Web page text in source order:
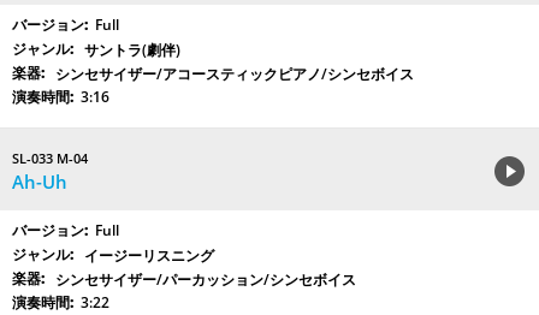
Full
サントラ(劇伴)
シンセサイザー/アコースティックピアノ/シンセボイス
3:16
SL-033 M-04
Ah-Uh
Full
イージーリスニング
シンセサイザー/パーカッション/シンセボイス
3:22